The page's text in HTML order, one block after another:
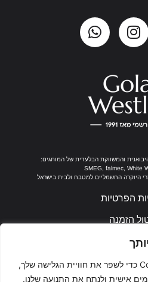
אנו משתמשים בקובצי Cookie כדי לשפר את חוויית הגלישה שלך,
אישית ולנתח את התנועה שלנו.
והמשווקת הבלעדית של המותגים:
SMEG, falmec, White
הפרטיות
הזמנה
ע"י ערן חן